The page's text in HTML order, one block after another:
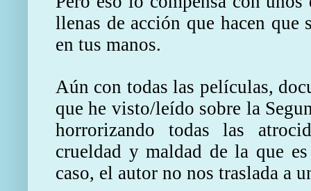
llenas de acción que hacen que
en tus manos.
Aún con todas las películas,
que he visto/leído sobre la
horrorizando todas las
crueldad y maldad de la que
caso, el autor no nos traslada a